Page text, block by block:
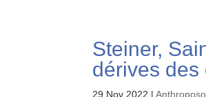
Steiner,
dérives des
29 Nov 2022 |